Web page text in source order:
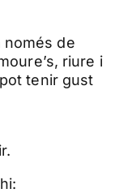
només de
riure i
tenir gust